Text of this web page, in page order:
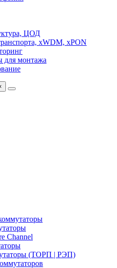
ЦОД
xWDM, xPON
для монтажа
Channel
(ТОРП | РЭП)